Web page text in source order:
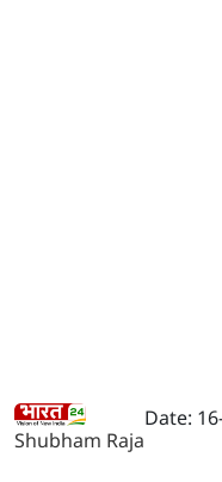
Shubham Raja
Date: